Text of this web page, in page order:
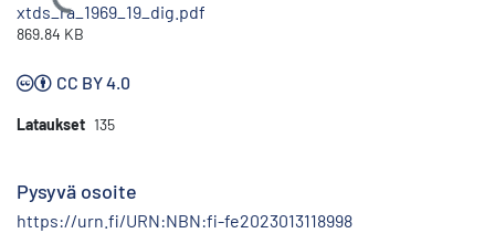
Ladataan...
xtds_ra_1969_19_dig.pdf
869.84 KB
CC BY 4.0
Lataukset 135
Pysyvä osoite
https://urn.fi/URN:NBN:fi-fe2023013118998